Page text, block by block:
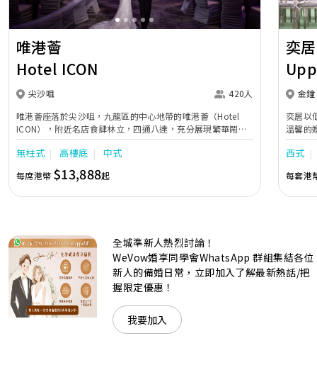
唯港薈
Hotel ICON
尖沙咀
420人
唯港薈座落於尖沙咀，九龍區的中心地帶的唯港薈（Hotel
ICON），附近名店食肆林立，四通八達，充分展現繁華鬧巿
中的活力個性，成為一眾準新人舉辦婚宴的熱門之選。專業團
隊由策劃統籌至所有婚宴每個細節，唯港薈都力臻完美，保證
讓您留下獨特的醉人回憶。 擁有時尚高樓頂的Silverbox宴會
廳，配置了全套先進的視聽影音及燈光設備配套，並採用極富
現代時尚感的水晶玻璃燈，演繹出與別不同的經典神韻。不論
準新人的個性及預算﹔保證為您打造夢寐以求的特別日子，令
賓客永誌難忘！
無柱式 高樓底 中式
每席港幣 $13,888起
奕居
金鐘
奕居以
溫馨的
團隊會
西式
每套港
全城準新人熱烈討論！
WeVow婚享同學會WhatsApp 群組集結各位
新人的備婚日常，立即加入了解最新熱話/把
握限定優惠！
我要加入